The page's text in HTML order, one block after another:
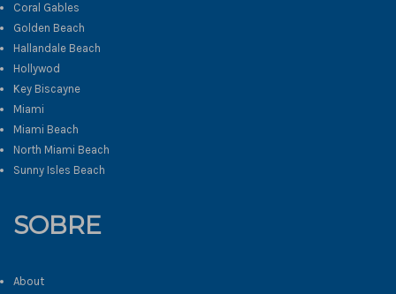
Coral Gables
Golden Beach
Hallandale Beach
Hollywod
Key Biscayne
Miami
Miami Beach
North Miami Beach
Sunny Isles Beach
SOBRE
About